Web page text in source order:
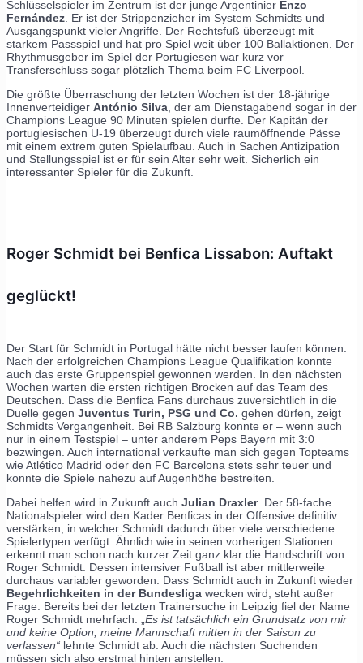
Schlüsselspieler im Zentrum ist der junge Argentinier Enzo
Fernández. Er ist der Strippenzieher im System Schmidts und
Ausgangspunkt vieler Angriffe. Der Rechtsfuß überzeugt mit
starkem Passspiel und hat pro Spiel weit über 100 Ballaktionen. Der
Rhythmusgeber im Spiel der Portugiesen war kurz vor
Transferschluss sogar plötzlich Thema beim FC Liverpool.
Die größte Überraschung der letzten Wochen ist der 18-jährige
Innenverteidiger António Silva, der am Dienstagabend sogar in der
Champions League 90 Minuten spielen durfte. Der Kapitän der
portugiesischen U-19 überzeugt durch viele raumöffnende Pässe
mit einem extrem guten Spielaufbau. Auch in Sachen Antizipation
und Stellungsspiel ist er für sein Alter sehr weit. Sicherlich ein
interessanter Spieler für die Zukunft.
Roger Schmidt bei Benfica Lissabon: Auftakt
geglückt!
Der Start für Schmidt in Portugal hätte nicht besser laufen können.
Nach der erfolgreichen Champions League Qualifikation konnte
auch das erste Gruppenspiel gewonnen werden. In den nächsten
Wochen warten die ersten richtigen Brocken auf das Team des
Deutschen. Dass die Benfica Fans durchaus zuversichtlich in die
Duelle gegen Juventus Turin, PSG und Co. gehen dürfen, zeigt
Schmidts Vergangenheit. Bei RB Salzburg konnte er – wenn auch
nur in einem Testspiel – unter anderem Peps Bayern mit 3:0
bezwingen. Auch international verkaufte man sich gegen Topteams
wie Atlético Madrid oder den FC Barcelona stets sehr teuer und
konnte die Spiele nahezu auf Augenhöhe bestreiten.
Dabei helfen wird in Zukunft auch Julian Draxler. Der 58-fache
Nationalspieler wird den Kader Benficas in der Offensive definitiv
verstärken, in welcher Schmidt dadurch über viele verschiedene
Spielertypen verfügt. Ähnlich wie in seinen vorherigen Stationen
erkennt man schon nach kurzer Zeit ganz klar die Handschrift von
Roger Schmidt. Dessen intensiver Fußball ist aber mittlerweile
durchaus variabler geworden. Dass Schmidt auch in Zukunft wieder
Begehrlichkeiten in der Bundesliga wecken wird, steht außer
Frage. Bereits bei der letzten Trainersuche in Leipzig fiel der Name
Roger Schmidt mehrfach. „ Es ist tatsächlich ein Grundsatz von mir
und keine Option, meine Mannschaft mitten in der Saison zu
verlassen“ lehnte Schmidt ab. Auch die nächsten Suchenden
müssen sich also erstmal hinten anstellen.